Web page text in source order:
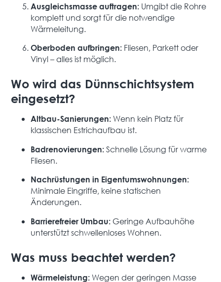
Ausgleichsmasse auftragen: Umgibt die Rohre
komplett und sorgt für die notwendige
Wärmeleitung.
Oberboden aufbringen: Fliesen, Parkett oder
Vinyl – alles ist möglich.
Wo wird das Dünnschichtsystem
eingesetzt?
Altbau-Sanierungen: Wenn kein Platz für
klassischen Estrichaufbau ist.
Badrenovierungen: Schnelle Lösung für warme
Fliesen.
Nachrüstungen in Eigentumswohnungen:
Minimale Eingriffe, keine statischen
Änderungen.
Barrierefreier Umbau: Geringe Aufbauhöhe
unterstützt schwellenloses Wohnen.
Was muss beachtet werden?
Wärmeleistung: Wegen der geringen Masse